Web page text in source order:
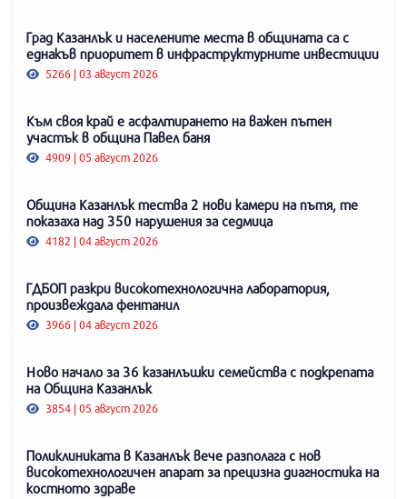
Град Казанлък и населените места в общината са с
еднакъв приоритет в инфраструктурните инвестиции
5266 | 03 август 2026
Към своя край е асфалтирането на важен пътен
участък в община Павел баня
4909 | 05 август 2026
Община Казанлък тества 2 нови камери на пътя, те
показаха над 350 нарушения за седмица
4182 | 04 август 2026
ГДБОП разкри високотехнологична лаборатория,
произвеждала фентанил
3966 | 04 август 2026
Ново начало за 36 казанлъшки семейства с подкрепата
на Община Казанлък
3854 | 05 август 2026
Поликлиниката в Казанлък вече разполага с нов
високотехнологичен апарат за прецизна диагностика на
костното здраве